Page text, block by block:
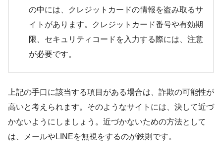
の中には、クレジットカードの情報を盗み取るサ
イトがあります。クレジットカード番号や有効期
限、セキュリティコードを入力する際には、注意
が必要です。
上記の手口に該当する項目がある場合は、詐欺の可能性が
高いと考えられます。そのようなサイトには、決して近づ
かないようにしましょう。近づかないための方法として
は、メールやLINEを無視をするのが鉄則です。